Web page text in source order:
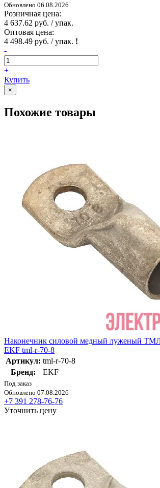
Обновлено 06.08.2026
Розничная цена:
4 637.62 руб. / упак.
Оптовая цена:
4 498.49 руб. / упак. !
-
+
Купить
×
Похожие товары
Наконечник силовой медный луженый
EKF tml-r-70-8
Артикул: tml-r-70-8
Бренд:
EKF
Под заказ
Обновлено 07.08.2026
+7 391 278-76-76
Уточнить цену